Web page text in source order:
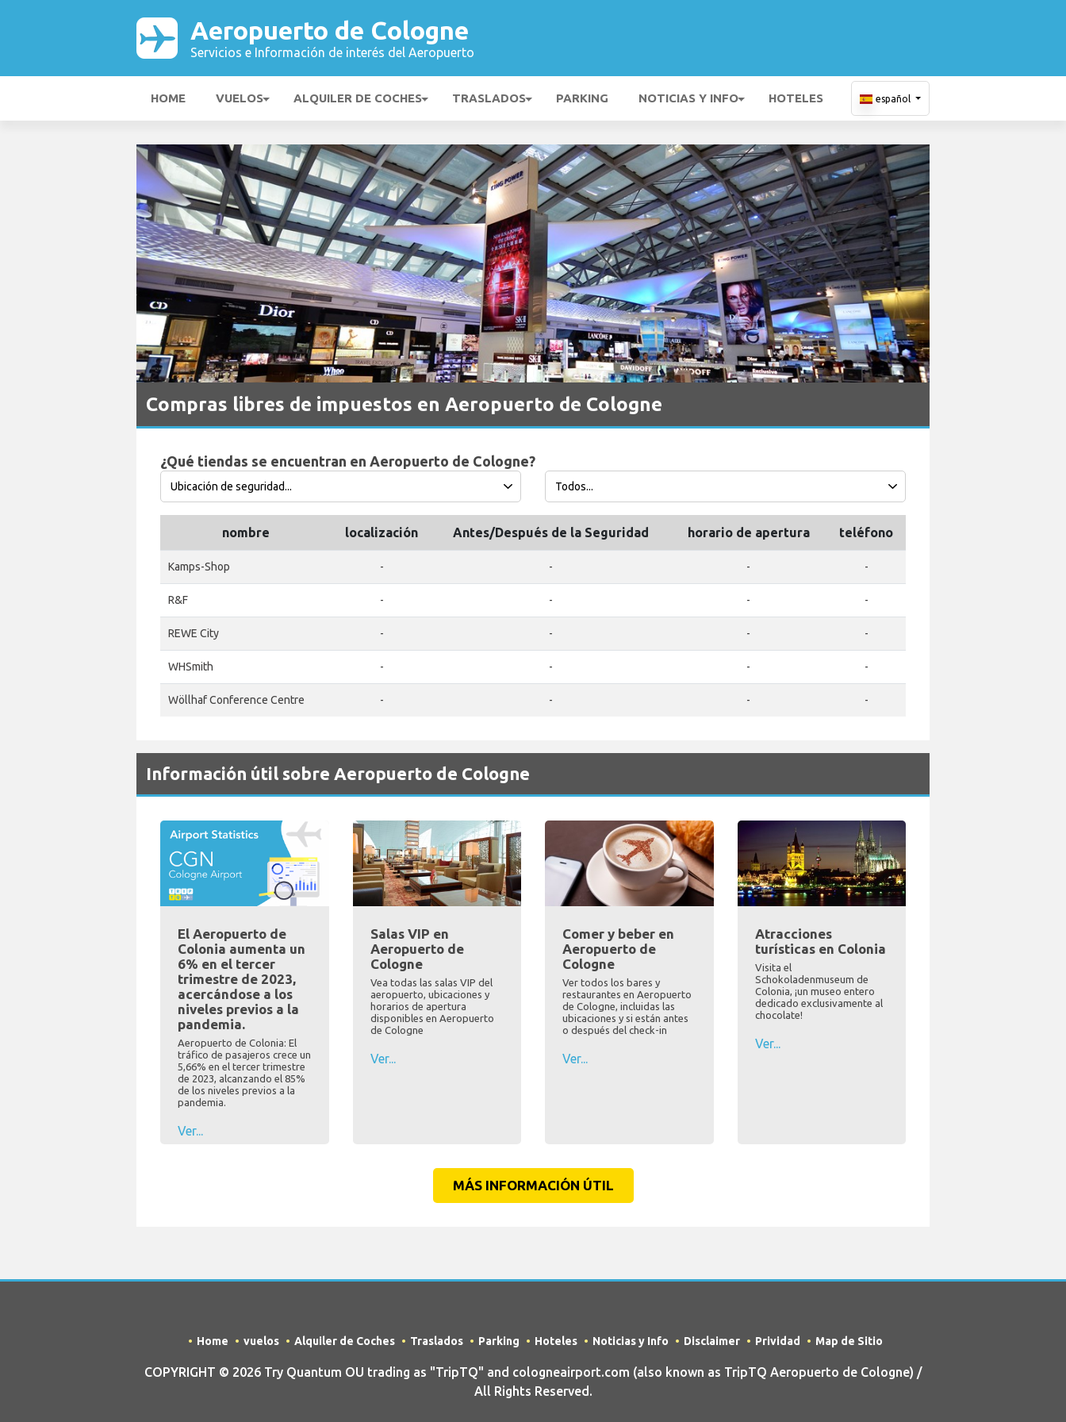
Aeropuerto de Cologne
Servicios e Información de interés del Aeropuerto
HOME VUELOS ALQUILER DE COCHES TRASLADOS PARKING NOTICIAS Y INFO HOTELES español
Compras libres de impuestos en Aeropuerto de Cologne
¿Qué tiendas se encuentran en Aeropuerto de Cologne?
nombre localización Antes/Después de la Seguridad horario de apertura teléfono
Kamps-Shop - - - -
R&F - - - -
REWE City - - - -
WHSmith - - - -
Wöllhaf Conference Centre - - - -
Información útil sobre Aeropuerto de Cologne
El Aeropuerto de
Colonia aumenta un
6% en el tercer
trimestre de 2023,
acercándose a los
niveles previos a la
pandemia.
Aeropuerto de Colonia: El
tráfico de pasajeros crece un
5,66% en el tercer trimestre
de 2023, alcanzando el 85%
de los niveles previos a la
pandemia.
Ver...
Salas VIP en
Aeropuerto de
Cologne
Vea todas las salas VIP del
aeropuerto, ubicaciones y
horarios de apertura
disponibles en Aeropuerto
de Cologne
Ver...
Comer y beber en
Aeropuerto de
Cologne
Ver todos los bares y
restaurantes en Aeropuerto
de Cologne, incluidas las
ubicaciones y si están antes
o después del check-in
Ver...
Atracciones
turísticas en Colonia
Visita el
Schokoladenmuseum de
Colonia, ¡un museo entero
dedicado exclusivamente al
chocolate!
Ver...
MÁS INFORMACIÓN ÚTIL
Home vuelos Alquiler de Coches Traslados Parking Hoteles Noticias y Info Disclaimer Prividad Map de Sitio
COPYRIGHT © 2026 Try Quantum OU trading as "TripTQ" and cologneairport.com (also known as TripTQ Aeropuerto de Cologne) /
All Rights Reserved.